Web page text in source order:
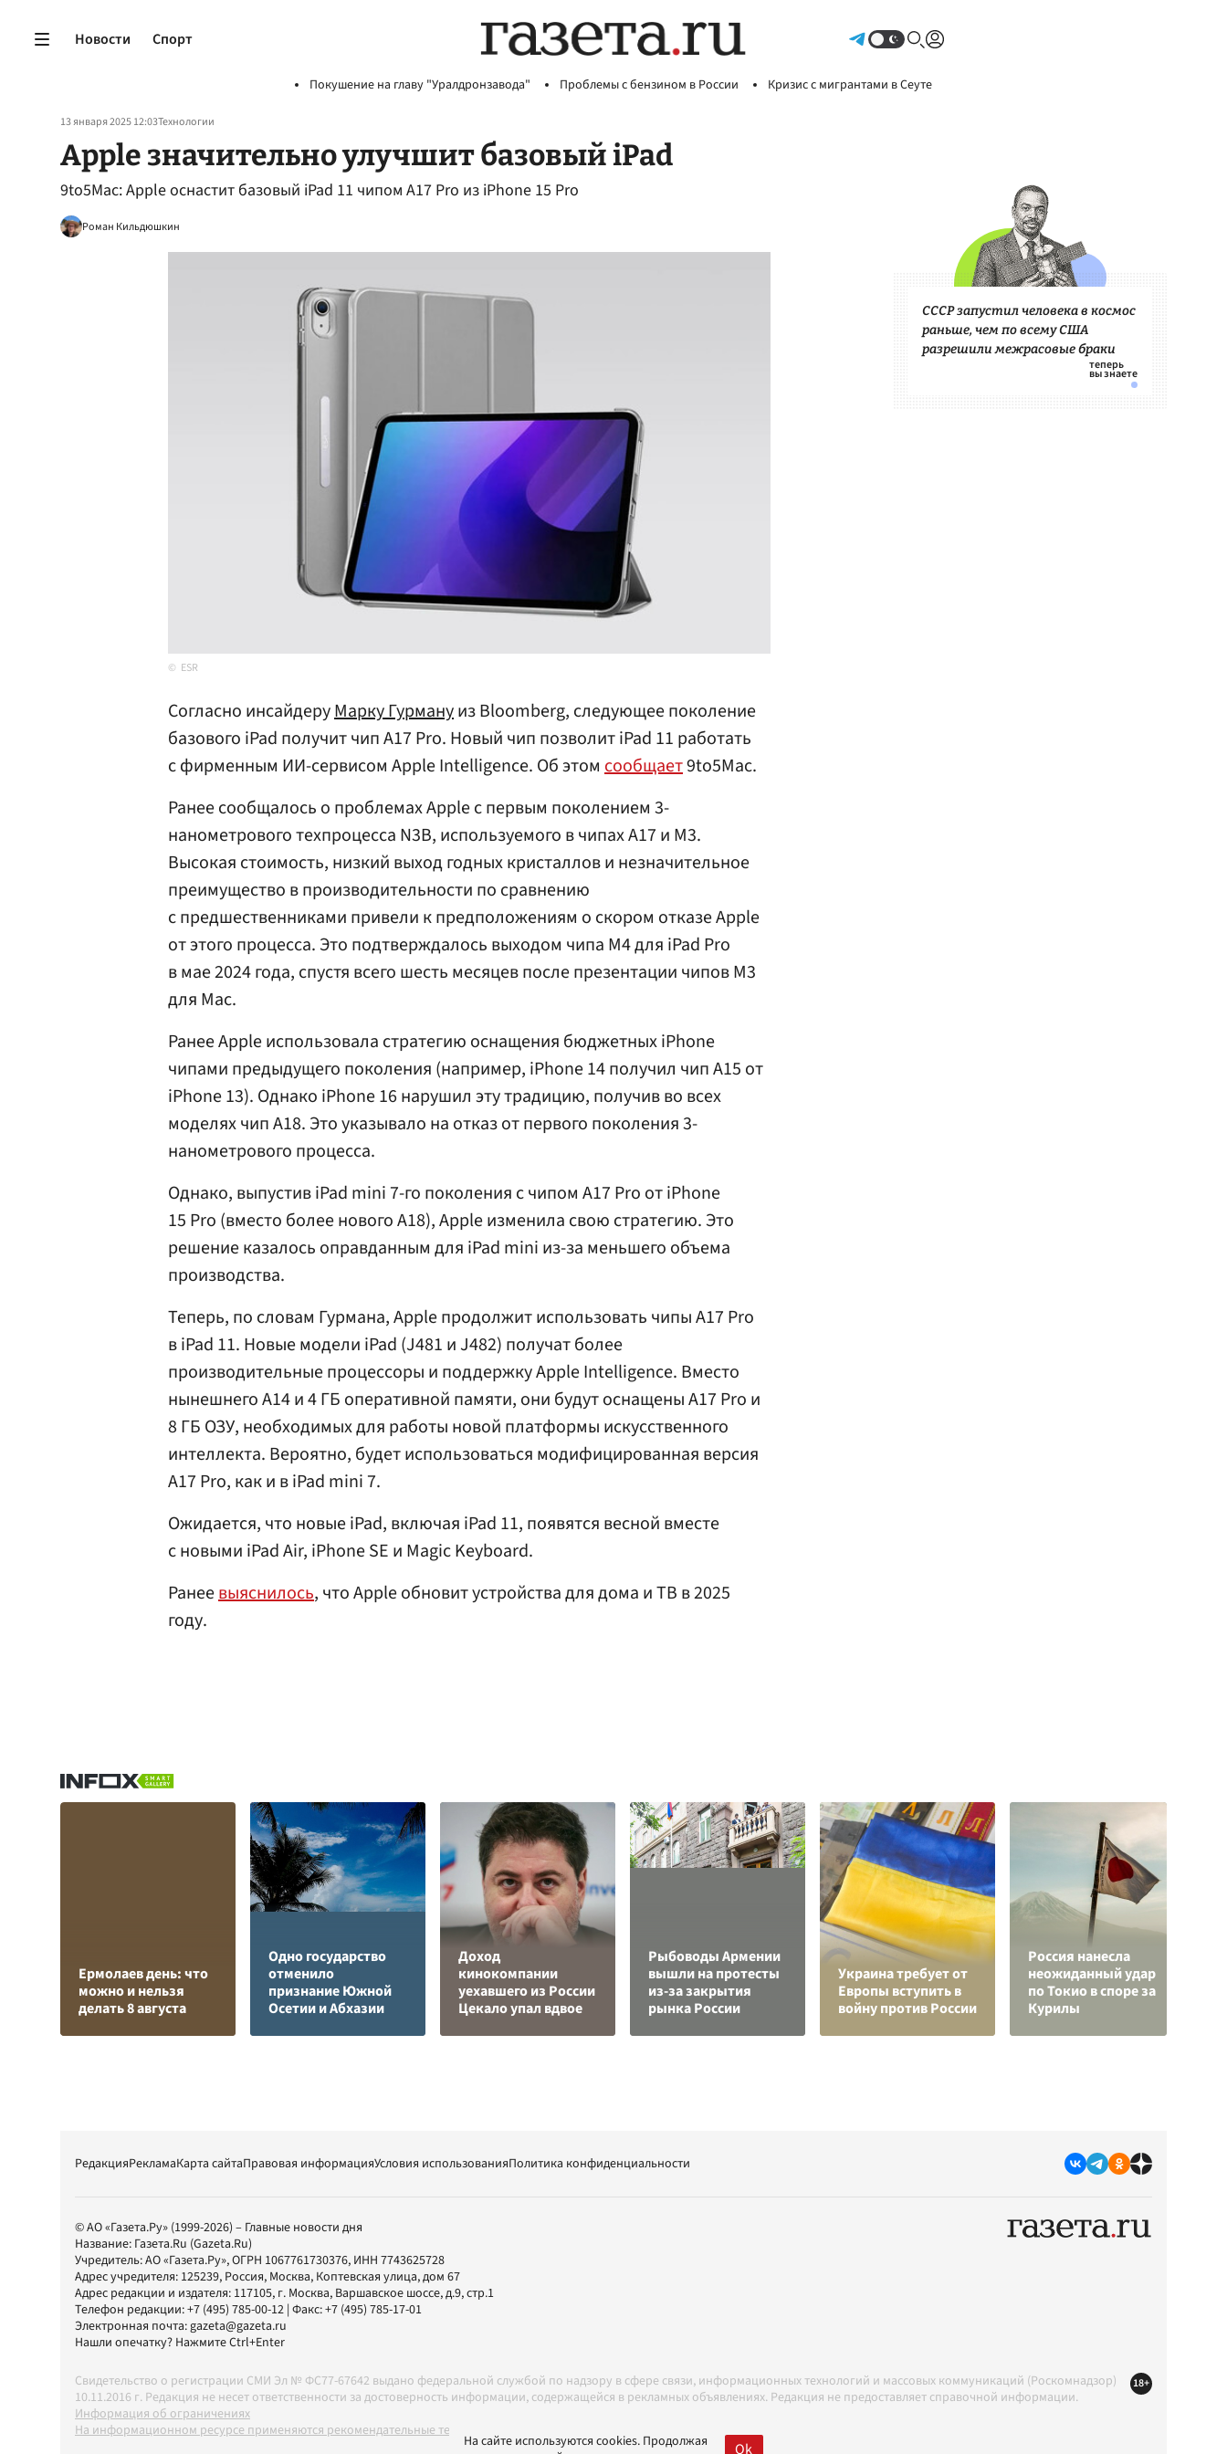
Новости Спорт
Покушение на главу "Уралдронзавода" Проблемы с бензином в России Кризис с мигрантами в Сеуте
13 января 2025 12:03Технологии
Apple значительно улучшит базовый iPad
9to5Mac: Apple оснастит базовый iPad 11 чипом A17 Pro из iPhone 15 Pro
Роман Кильдюшкин
ESR
Согласно инсайдеруМарку Гурмануиз Bloomberg, следующее поколение
базового iPad получит чип A17 Pro. Новый чип позволит iPad 11 работать
с фирменным ИИ-сервисом Apple Intelligence. Об этом сообщает9to5Mac.
Ранее сообщалось о проблемах Apple с первым поколением 3-
нанометрового техпроцесса N3B, используемого в чипах A17 и M3.
Высокая стоимость, низкий выход годных кристаллов и незначительное
преимущество в производительности по сравнению
с предшественниками привели к предположениям о скором отказе Apple
от этого процесса. Это подтверждалось выходом чипа M4 для iPad Pro
в мае 2024 года, спустя всего шесть месяцев после презентации чипов M3
для Mac.
Ранее Apple использовала стратегию оснащения бюджетных iPhone
чипами предыдущего поколения (например, iPhone 14 получил чип A15 от
iPhone 13). Однако iPhone 16 нарушил эту традицию, получив во всех
моделях чип A18. Это указывало на отказ от первого поколения 3-
нанометрового процесса.
Однако, выпустив iPad mini 7-го поколения с чипом A17 Pro от iPhone
15 Pro (вместо более нового A18), Apple изменила свою стратегию. Это
решение казалось оправданным для iPad mini из-за меньшего объема
производства.
Теперь, по словам Гурмана, Apple продолжит использовать чипы A17 Pro
в iPad 11. Новые модели iPad (J481 и J482) получат более
производительные процессоры и поддержку Apple Intelligence. Вместо
нынешнего A14 и 4 ГБ оперативной памяти, они будут оснащены A17 Pro и
8 ГБ ОЗУ, необходимых для работы новой платформы искусственного
интеллекта. Вероятно, будет использоваться модифицированная версия
A17 Pro, как и в iPad mini 7.
Ожидается, что новые iPad, включая iPad 11, появятся весной вместе
с новыми iPad Air, iPhone SE и Magic Keyboard.
Ранеевыяснилось, что Apple обновит устройства для дома и ТВ в 2025
году.
СССР запустил человека в космос
раньше, чем по всему США
разрешили межрасовые браки
Ермолаев день: что
можно и нельзя
делать 8 августа
Одно государство
отменило
признание Южной
Осетии и Абхазии
Доход
кинокомпании
уехавшего из России
Цекало упал вдвое
Рыбоводы Армении
вышли на протесты
из-за закрытия
рынка России
Украина требует от
Европы вступить в
войну против России
Россия нанесла
неожиданный удар
по Токио в споре за
Курилы
РедакцияРекламаКарта сайтаПравовая информацияУсловия использованияПолитика конфиденциальности
© АО «Газета.Ру» (1999-2026) – Главные новости дня
Название: Газета.Ru (Gazeta.Ru)
Учредитель:АО «Газета.Ру», ОГРН 1067761730376, ИНН 7743625728
Адрес учредителя: 125239, Россия, Москва, Коптевская улица, дом 67
Адрес редакции и издателя: 117105, г. Москва, Варшавское шоссе, д.9, стр.1
Телефон редакции:+7 (495) 785-00-12 | Факс:+7 (495) 785-17-01
Электронная почта:gazeta@gazeta.ru
Нашли опечатку? Нажмите Ctrl+Enter
Свидетельство о регистрации СМИ Эл № ФС77-67642 выдано федеральной службой по надзору в сфере связи, информационных технологий и массовых коммуникаций (Роскомнадзор)
10.11.2016 г. Редакция не несет ответственности за достоверность информации, содержащейся в рекламных объявлениях. Редакция не предоставляет справочной информации.
Информация об ограничениях
На информационном ресурсе применяются рекомендательные технологии в соответствии с Правилами
18+
На сайте используются cookies. Продолжая
Ok